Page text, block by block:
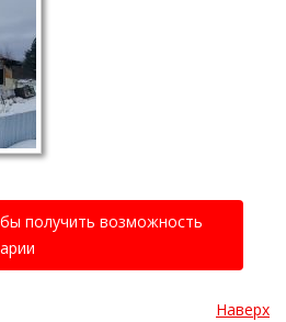
получить возможность
Наверх